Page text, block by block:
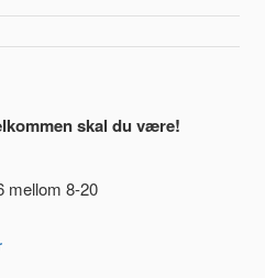
skal du være!
mellom 8-20